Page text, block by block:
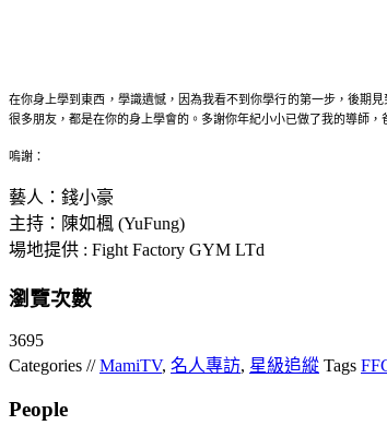
在你身上學到東西，學識遺憾，因為我看不到你學行的第一步，後期
很多朋友，都是在你的身上學會的。多謝你年紀小小已做了我的導師
嗚謝：
藝人：錢小豪
主持：陳如楓 (YuFung)
場地提供 : Fight Factory GYM LTd
瀏覽次數
3695
Categories //MamiTV, 名人專訪, 星級追縱 Tags
People